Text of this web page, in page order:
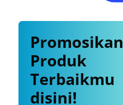
Promosikan
Produk
Terbaikmu
disini!